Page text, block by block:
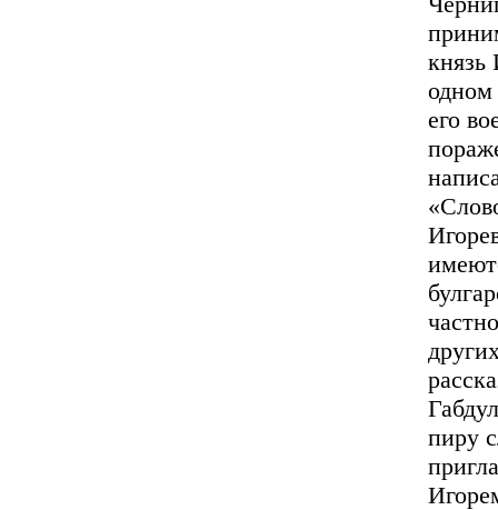
князь
одном
его
пиру